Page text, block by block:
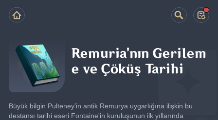
Remuria'nın Gerilem
e ve Çöküş Tarihi
Büyük bilgin Pulteney'in antik Remurya uygarlığına ilişkin bu
destansı tarihi eseri Fontaine'in kuruluşunun ilk yıllarında